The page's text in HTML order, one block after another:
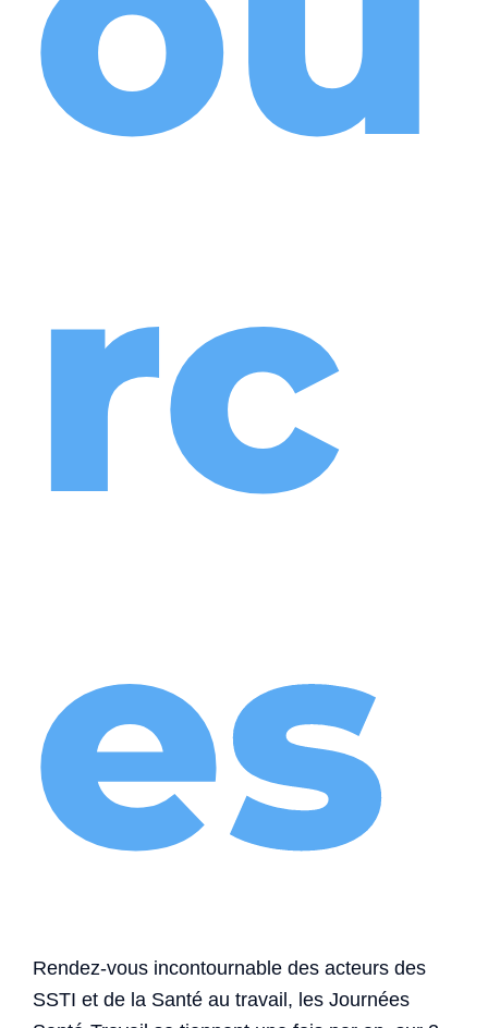
rc
es
Rendez-vous incontournable des acteurs des
SSTI et de la Santé au travail, les Journées